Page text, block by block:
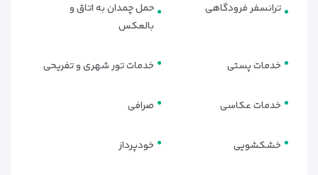
ترانسفر فرودگاهی
حمل چمدان به اتاق و
بالعکس
خدمات پستی خدمات تور شهری و تفریحی
خدمات عکاسی صرافی
خشکشویی خودپرداز